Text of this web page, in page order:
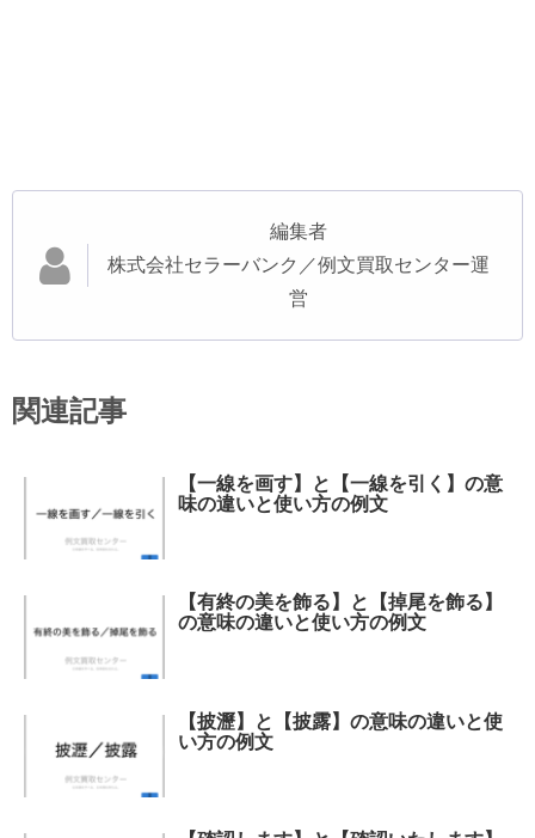
編集者
株式会社セラーバンク／例文買取センター運
営
関連記事
【一線を画す】と【一線を引く】の意
味の違いと使い方の例文
【有終の美を飾る】と【掉尾を飾る】
の意味の違いと使い方の例文
【披瀝】と【披露】の意味の違いと使
い方の例文